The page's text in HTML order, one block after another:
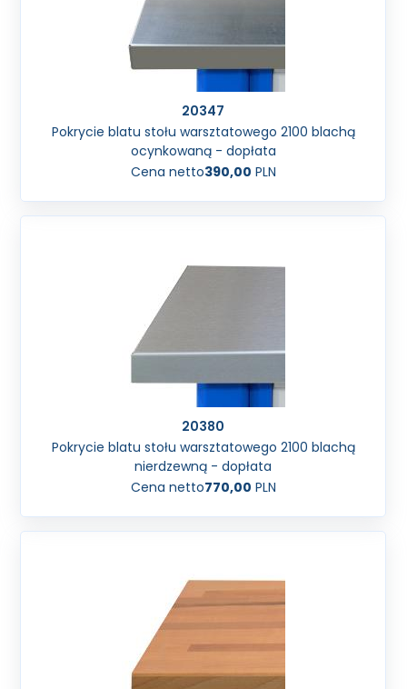
20347
Pokrycie blatu stołu warsztatowego 2100 blachą
ocynkowaną - dopłata
Cena netto390,00 PLN
20380
Pokrycie blatu stołu warsztatowego 2100 blachą
nierdzewną - dopłata
Cena netto770,00 PLN